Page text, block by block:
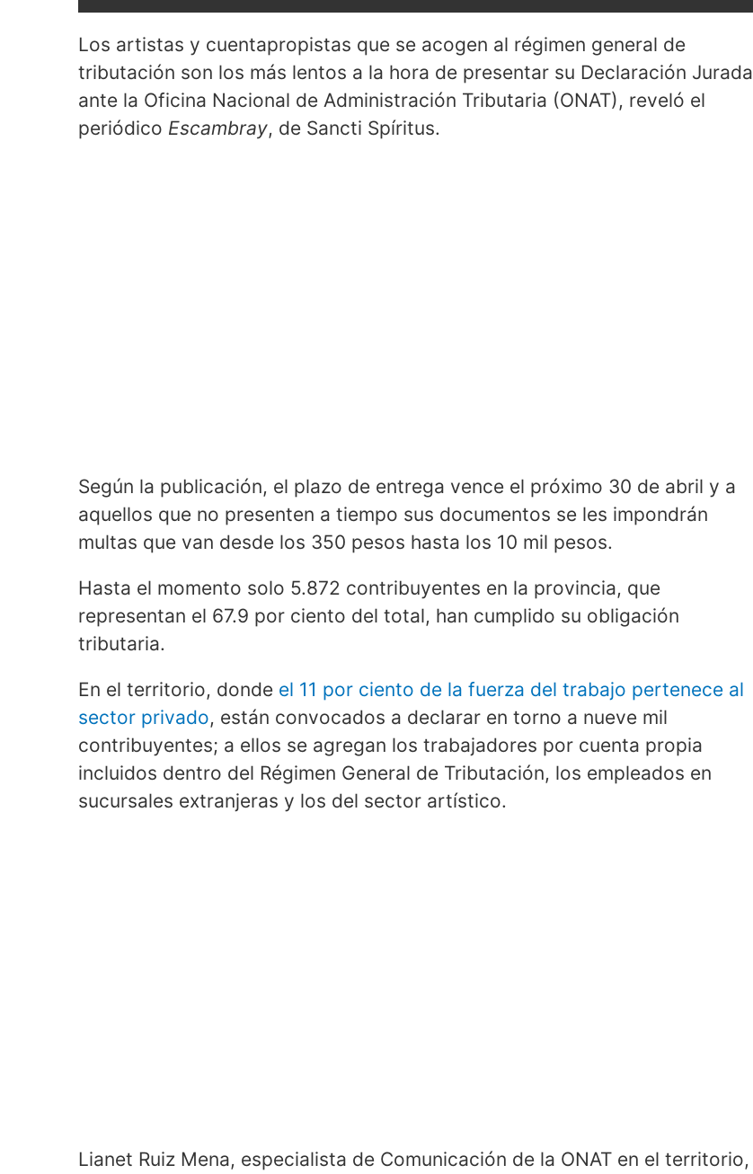
Los artistas y cuentapropistas que se acogen al régimen general de
tributación son los más lentos a la hora de presentar su Declaración Jurada
ante la Oficina Nacional de Administración Tributaria (ONAT), reveló el
periódico Escambray, de Sancti Spíritus.
Según la publicación, el plazo de entrega vence el próximo 30 de abril y a
aquellos que no presenten a tiempo sus documentos se les impondrán
multas que van desde los 350 pesos hasta los 10 mil pesos.
Hasta el momento solo 5.872 contribuyentes en la provincia, que
representan el 67.9 por ciento del total, han cumplido su obligación
tributaria.
En el territorio, donde el 11 por ciento de la fuerza del trabajo pertenece al
sector privado, están convocados a declarar en torno a nueve mil
contribuyentes; a ellos se agregan los trabajadores por cuenta propia
incluidos dentro del Régimen General de Tributación, los empleados en
sucursales extranjeras y los del sector artístico.
Lianet Ruiz Mena, especialista de Comunicación de la ONAT en el territorio,